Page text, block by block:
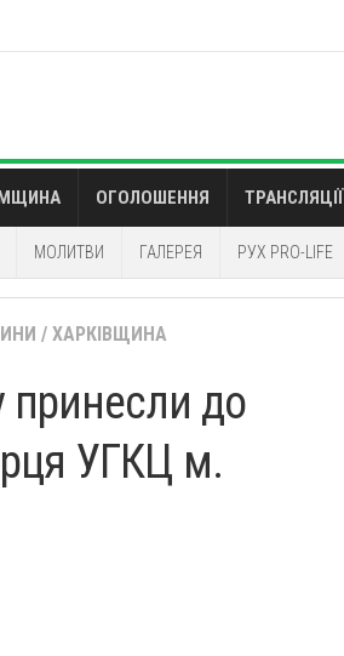
ОГОЛОШЕННЯ ТРАНСЛЯЦІЇ
МОЛИТВИ ГАЛЕРЕЯ РУХ PRO-LIFE
/ ХАРКІВЩИНА
до
УГКЦ м.